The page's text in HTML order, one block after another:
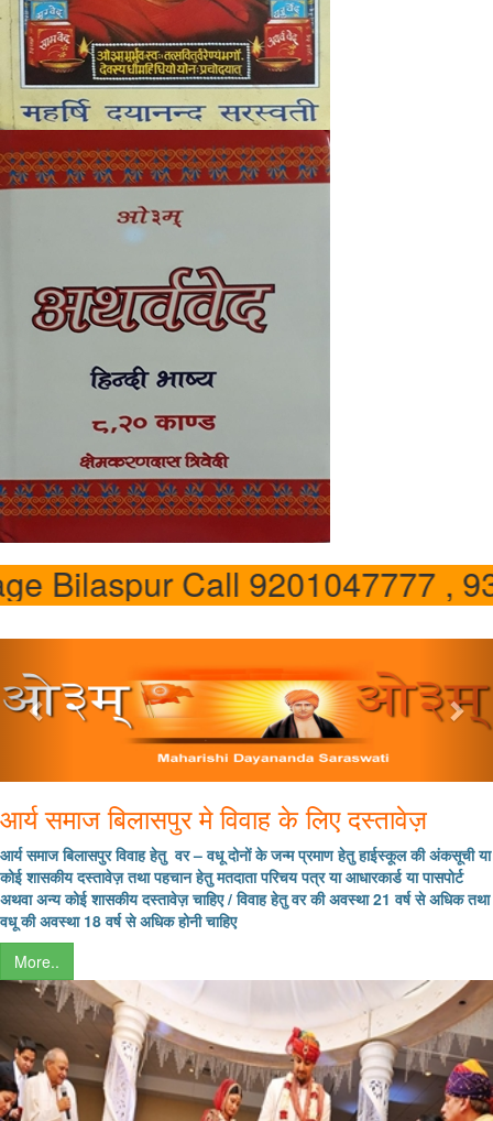
Bilaspur Call
आर्य समाज बिलासपुर मे विवाह के लिए दस्तावेज़
आर्य समाज बिलासपुर विवाह हेतु वर–वधू दोनों के जन्म प्रमाण हेतु हाईस्कूल की अंकसूची या
कोई शासकीय दस्तावेज़ तथा पहचान हेतु मतदाता परिचय पत्र या आधारकार्ड या पासपोर्ट
अथवा अन्य कोई शासकीय दस्तावेज़ चाहिए / विवाह हेतु वर की अवस्था21वर्ष से अधिक तथा
वधू की अवस्था 18वर्ष से अधिक होनी चाहिए
More..